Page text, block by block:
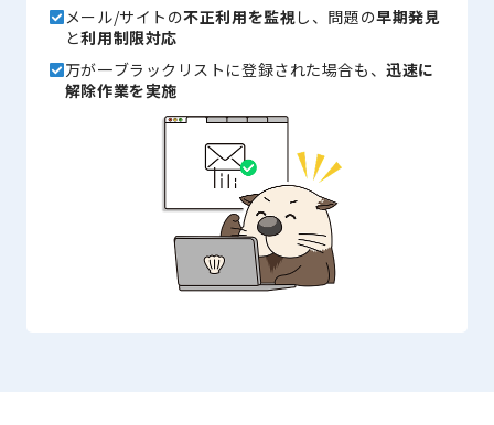
メール/サイトの不正利用を監視し、問題の早期発見
と利用制限対応
万が一ブラックリストに登録された場合も、迅速に
解除作業を実施